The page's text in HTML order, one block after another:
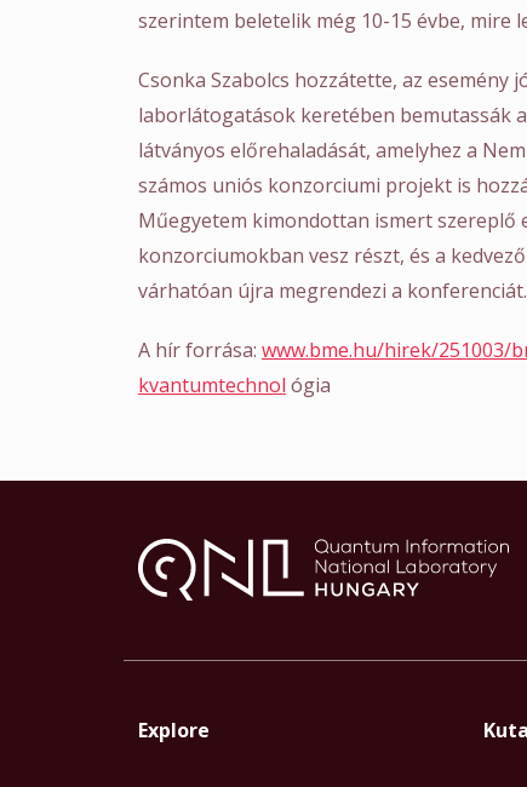
szerintem beletelik még 10-15 évbe, mire
Csonka Szabolcs hozzátette, az esemény
laborlátogatások keretében bemutassák
látványos előrehaladását, amelyhez a
számos uniós konzorciumi projekt is
Műegyetem kimondottan ismert szereplő
konzorciumokban vesz részt, és a
várhatóan újra megrendezi a konferenciát.
A hír forrása: www.bme.hu/hirek/251003/
kvantumtechnol ógia
Explore